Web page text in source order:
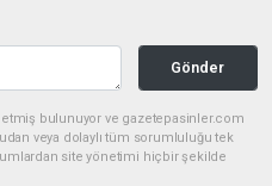
Gönder
etmiş bulunuyor ve gazetepasinler.com
veya dolaylı tüm sorumluluğu tek
site yönetimi hiçbir şekilde